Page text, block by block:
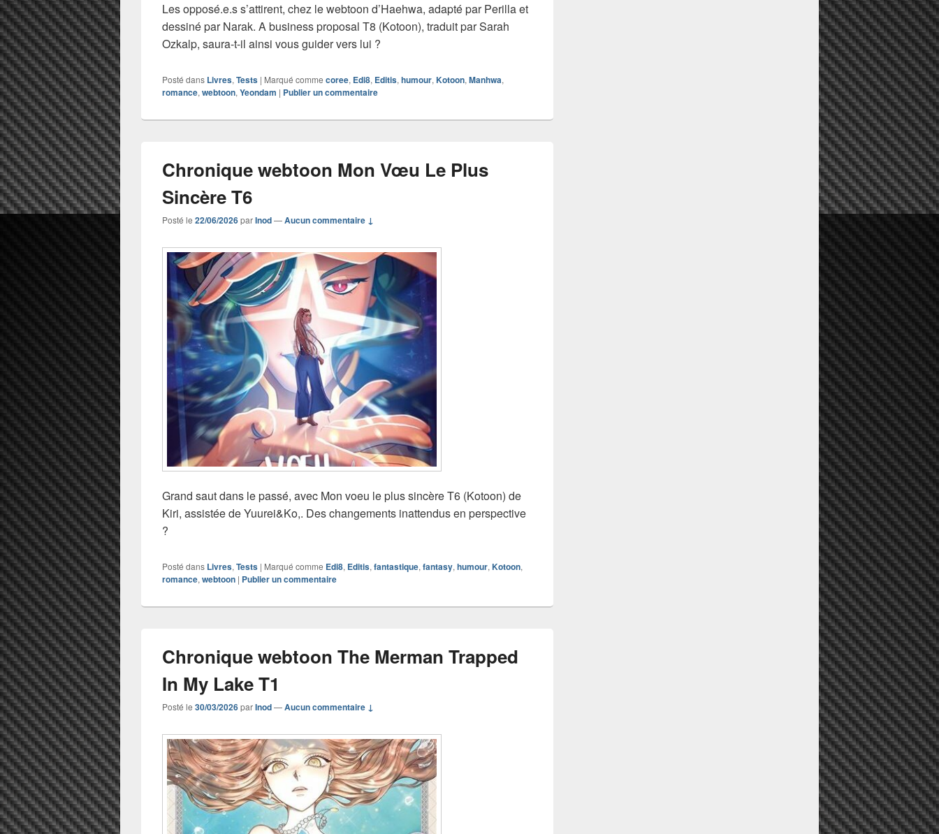
Les opposé.e.s s’attirent, chez le webtoon d’Haehwa, adapté par Perilla et
dessiné par Narak. A business proposal T8 (Kotoon), traduit par Sarah
Ozkalp, saura-t-il ainsi vous guider vers lui ?
Posté dans Livres, Tests | Marqué comme coree, Edi8, Editis, humour, Kotoon, Manhwa,
romance, webtoon, Yeondam | Publier un commentaire
Chronique webtoon Mon Vœu Le Plus
Sincère T6
Posté le 22/06/2026parInod—Aucun commentaire ↓
Grand saut dans le passé, avec Mon voeu le plus sincère T6 (Kotoon) de
Kiri, assistée de Yuurei&Ko,. Des changements inattendus en perspective
?
Posté dans Livres, Tests | Marqué comme Edi8, Editis, fantastique, fantasy, humour, Kotoon,
romance, webtoon | Publier un commentaire
Chronique webtoon The Merman Trapped
In My Lake T1
Posté le 30/03/2026parInod—Aucun commentaire ↓